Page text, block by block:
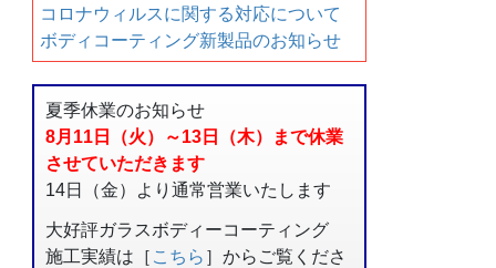
コロナウィルスに関する対応について
ボディコーティング新製品のお知らせ
夏季休業のお知らせ
8月11日（火）～13日（木）まで休業
させていただきます
14日（金）より通常営業いたします
大好評ガラスボディーコーティング
施工実績は［ こちら ］からご覧くださ